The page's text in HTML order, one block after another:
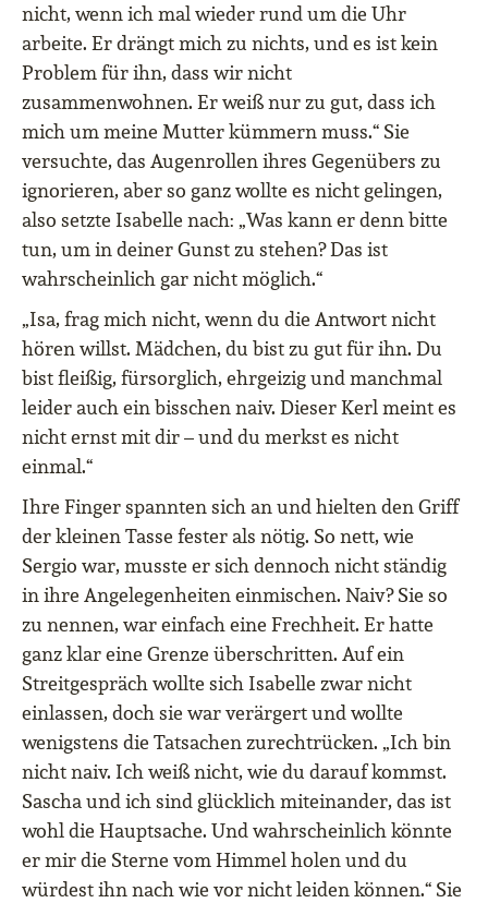
nicht, wenn ich mal wieder rund um die Uhr
arbeite. Er drängt mich zu nichts, und es ist kein
Problem für ihn, dass wir nicht
zusammenwohnen. Er weiß nur zu gut, dass ich
mich um meine Mutter kümmern muss.“ Sie
versuchte, das Augenrollen ihres Gegenübers zu
ignorieren, aber so ganz wollte es nicht gelingen,
also setzte Isabelle nach: „Was kann er denn bitte
tun, um in deiner Gunst zu stehen? Das ist
wahrscheinlich gar nicht möglich.“
„Isa, frag mich nicht, wenn du die Antwort nicht
hören willst. Mädchen, du bist zu gut für ihn. Du
bist fleißig, fürsorglich, ehrgeizig und manchmal
leider auch ein bisschen naiv. Dieser Kerl meint es
nicht ernst mit dir – und du merkst es nicht
einmal.“
Ihre Finger spannten sich an und hielten den Griff
der kleinen Tasse fester als nötig. So nett, wie
Sergio war, musste er sich dennoch nicht ständig
in ihre Angelegenheiten einmischen. Naiv? Sie so
zu nennen, war einfach eine Frechheit. Er hatte
ganz klar eine Grenze überschritten. Auf ein
Streitgespräch wollte sich Isabelle zwar nicht
einlassen, doch sie war verärgert und wollte
wenigstens die Tatsachen zurechtrücken. „Ich bin
nicht naiv. Ich weiß nicht, wie du darauf kommst.
Sascha und ich sind glücklich miteinander, das ist
wohl die Hauptsache. Und wahrscheinlich könnte
er mir die Sterne vom Himmel holen und du
würdest ihn nach wie vor nicht leiden können.“ Sie